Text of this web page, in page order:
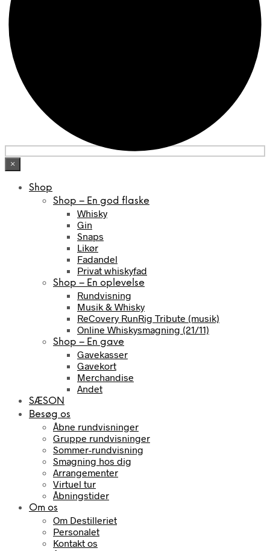
×
Shop
Shop – En god flaske
Whisky
Gin
Snaps
Likør
Fadandel
Privat whiskyfad
Shop – En oplevelse
Rundvisning
Musik & Whisky
ReCovery RunRig Tribute (musik)
Online Whiskysmagning (21/11)
Shop – En gave
Gavekasser
Gavekort
Merchandise
Andet
SÆSON
Besøg os
Åbne rundvisninger
Gruppe rundvisninger
Sommer-rundvisning
Smagning hos dig
Arrangementer
Virtuel tur
Åbningstider
Om os
Om Destilleriet
Personalet
Kontakt os